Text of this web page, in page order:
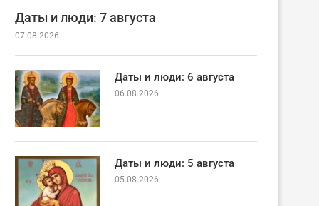
Даты и люди: 7 августа
07.08.2026
Даты и люди: 6 августа
06.08.2026
Даты и люди: 5 августа
05.08.2026